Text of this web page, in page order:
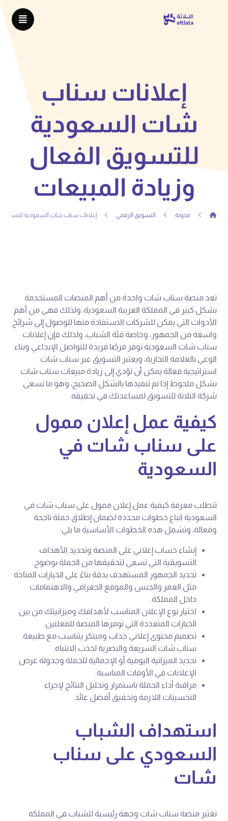
إعلانات سناب
شات السعودية
للتسويق الفعال
وزيادة المبيعات
مدونة التسويق الرقمي إعلانات سناب شات السعودية للتسويق
تعد منصة سناب شات واحدة من أهم المنصات المستخدمة
بشكل كبير في المملكة العربية السعودية، ولذلك فهي من أهم
الأدوات التي يمكن للشركات الاستفادة منها للوصول إلى شرائح
واسعة من الجمهور، وخاصة فئة الشباب، ولذلك فإن إعلانات
سناب شات السعودية توفر فرصًا فريدة للتواصل الإبداعي وبناء
الوعي بالعلامة التجارية، ويعتبر التسويق عبر سناب شات
استراتيجية فعالة يمكن أن تؤدي إلى زيادة مبيعات سناب شات
بشكل ملحوظ إذا تم تنفيذها بالشكل الصحيح، وهو ما تسعى
شركة التلاتة للتسويق لمساعدتك في تحقيقه.
كيفية عمل إعلان ممول
على سناب شات في
السعودية
تتطلب معرفة كيفية عمل إعلان ممول على سناب شات في
السعودية اتباع خطوات محددة لضمان إطلاق حملة ناجحة
وفعالة، وتشمل هذه الخطوات الأساسية ما يلي:
إنشاء حساب إعلاني على المنصة وتحديد الأهداف
التسويقية التي تسعى لتحقيقها من الحملة بوضوح.
تحديد الجمهور المستهدف بدقة بناءً على الخيارات المتاحة
مثل العمر والجنس والموقع الجغرافي والاهتمامات
داخل المملكة.
اختيار نوع الإعلان المناسب لأهدافك وميزانيتك من بين
الخيارات المتعددة التي توفرها المنصة للمعلنين.
تصميم محتوى إعلاني جذاب ومبتكر يتناسب مع طبيعة
سناب شات السريعة والبصرية لجذب الانتباه.
تحديد الميزانية اليومية أو الإجمالية للحملة وجدولة عرض
الإعلانات في الأوقات المناسبة.
مراقبة أداء الحملة باستمرار وتحليل النتائج لإجراء
التحسينات اللازمة وتحقيق أفضل عائد.
استهداف الشباب
السعودي على سناب
شات
تعتبر منصة سناب شات وجهة رئيسية للشباب في المملكة